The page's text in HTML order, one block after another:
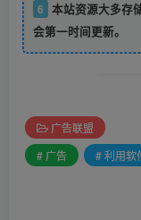
6 本站资源大多存
会第一时间更新。
广告联盟
# 广告
# 利用软